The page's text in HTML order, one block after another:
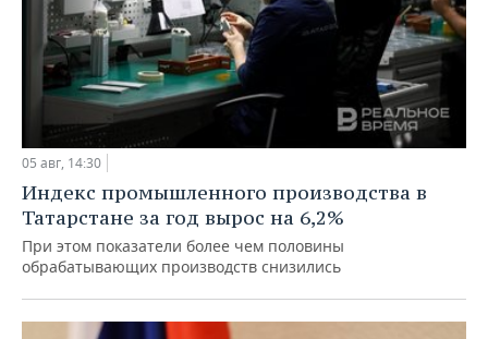
05 авг, 14:30
Индекс промышленного производства в
Татарстане за год вырос на 6,2%
При этом показатели более чем половины
обрабатывающих производств снизились